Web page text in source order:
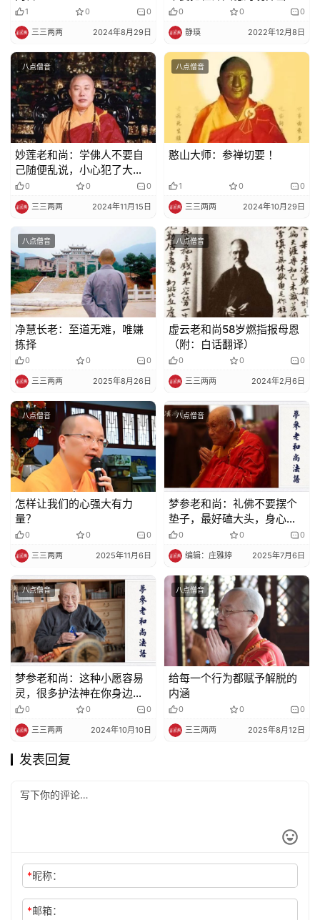
1 0 0
三三两两 2024年8月29日
自己的境界
0 0 0
静瑛 2022年12月8日
八点僧音
妙莲老和尚：学佛人不要自
己随便乱说，小心犯了大妄
语0 0 0
三三两两 2024年11月15日
八点僧音
憨山大师：参禅切要 ！
1 0 0
三三两两 2024年10月29日
八点僧音
净慧长老：至道无难，唯嫌
拣择
0 0 0
三三两两 2025年8月26日
八点僧音
虚云老和尚58岁燃指报母恩
（附：白话翻译）
0 0 0
三三两两 2024年2月6日
八点僧音
怎样让我们的心强大有力
量？
0 0 0
三三两两 2025年11月6日
八点僧音
梦参老和尚：礼佛不要摆个
垫子，最好磕大头，身心健
康0 0 0
编辑：庄雅婷 2025年7月6日
八点僧音
梦参老和尚：这种小愿容易
灵，很多护法神在你身边，
你一动念他知道
0 0 0
三三两两 2024年10月10日
八点僧音
给每一个行为都赋予解脱的
内涵
0 0 0
三三两两 2025年8月12日
发表回复
*昵称：
*邮箱：